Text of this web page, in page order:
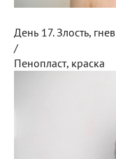
День 17. Злость, гнев
/
Пенопласт, краска